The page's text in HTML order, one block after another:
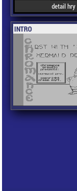
detail hry
INTRO